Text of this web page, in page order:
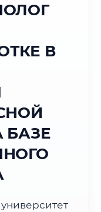
🌇 Закат: 20:27
Хабаровский край
В
БАЗЕ